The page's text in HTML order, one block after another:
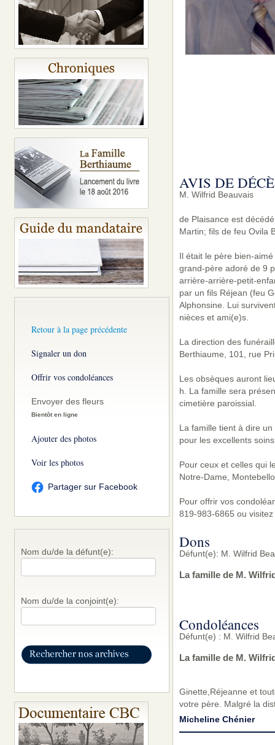
Retour à la page précédente
Signaler un don
Offrir vos condoléances
Envoyer des fleurs
Bientôt en ligne
Ajouter des photos
Voir les photos
Partager sur Facebook
Nom du/de la défunt(e):
Nom du/de la conjoint(e):
AVIS DE
M. Wilfrid Beauvais
de Plaisance est
Martin; fils de feu Ovila
Il était le père bien-
grand-père adoré de 9
arrière-arrière-petit-
par un fils Réjean (feu
Alphonsine. Lui
nièces et ami(e)s.
La direction des
Berthiaume, 101, rue
Les obsèques auront
h. La famille sera
cimetière paroissial.
La famille tient à dire
pour les excellents
Pour ceux et celles qui
Notre-Dame,
Pour offrir vos
819-983-6865 ou
Dons
Défunt(e): M. Wilfrid
La famille de M.
Condoléances
Défunt(e) : M. Wilfrid
La famille de M.
Ginette,Réjeanne et
votre père. Malgré la
Micheline Chénier